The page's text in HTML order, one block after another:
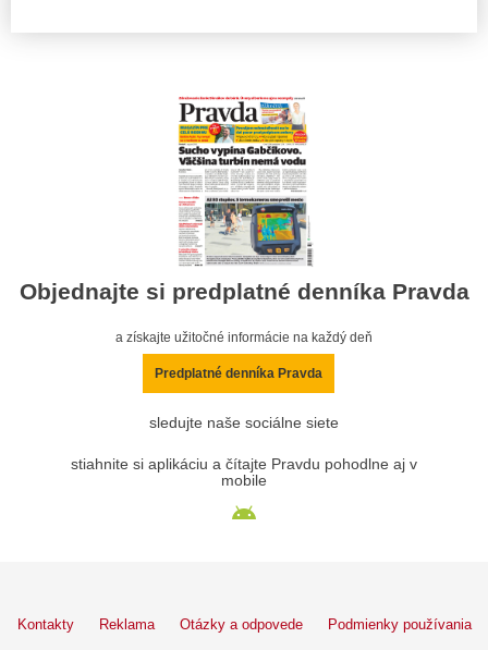
Objednajte si predplatné denníka Pravda
a získajte užitočné informácie na každý deň
Predplatné denníka Pravda
sledujte naše sociálne siete
stiahnite si aplikáciu a čítajte Pravdu pohodlne aj v
mobile
Kontakty Reklama Otázky a odpovede Podmienky používania